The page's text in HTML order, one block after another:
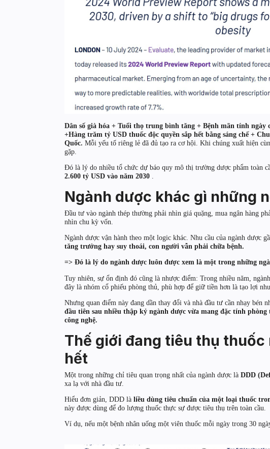
Dân số già hóa + Tuổi thọ trung bình tăng + Bệnh mãn tính ngày
+Hàng trăm tỷ USD thuốc độc quyền sắp hết bằng sáng chế +
Quốc. Mỗi yếu tố riêng lẻ đã đủ tạo ra cơ hội. Khi chúng xuất hiện
gặp.
Đó là lý do nhiều tổ chức dự báo quy mô thị trường dược phẩm toàn
2.600 tỷ USD vào năm 2030
Ngành dược khác gì những
Đầu tư vào ngành thép thường phải nhìn giá quặng, mua ngân hàng
nhìn chu kỳ vốn.
Ngành dược vận hành theo một logic khác. Nhu cầu của ngành dược
tăng trưởng hay suy thoái, con người vẫn phải chữa bệnh.
=> Đó là lý do ngành dược luôn được xem là một trong những
Tuy nhiên, sự ổn định đó cũng là nhược điểm: Trong nhiều năm,
đây là nhóm cổ phiếu phòng thủ, phù hợp để giữ tiền hơn là tạo lợi
Nhưng quan điểm này đang dần thay đổi và nhà đầu tư cần nhạy bén
đầu tiên sau nhiều thập kỷ ngành dược vừa mang đặc tính
công nghệ.
Thế giới đang tiêu thụ thuốc
hết
Một trong những chỉ tiêu quan trọng nhất của ngành dược là DDD
xa lạ với nhà đầu tư.
Hiểu đơn giản, DDD là liều dùng tiêu chuẩn của một loại thuốc
này được dùng để đo lượng thuốc thực sự được tiêu thụ trên toàn cầu.
Ví dụ, nếu một bệnh nhân uống một viên thuốc mỗi ngày trong 30